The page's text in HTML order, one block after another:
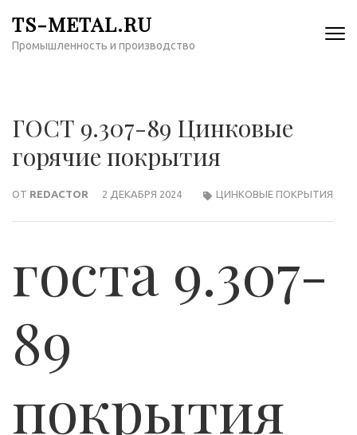
содержимому
TS-METAL.RU
Промышленность и производство
ГОСТ 9.307-89 Цинковые
горячие покрытия
ОТ REDACTOR 2 ДЕКАБРЯ 2024 ЦИНКОВЫЕ ПОКРЫТИЯ
госта 9.307-
89
покрытия